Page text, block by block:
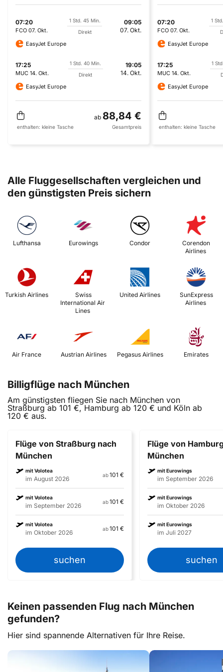
07:20
FCO 07. Okt.
1 Std. 45 Min.
Direkt
09:05
07. Okt.
EasyJet Europe
17:25
MUC 14. Okt.
1 Std. 40 Min.
Direkt
19:05
14. Okt.
EasyJet Europe
ab 88,84 €
enthalten: kleine Tasche Gesamtpreis
07:20
FCO 07. Okt.
1
EasyJet Europe
17:25
MUC 14. Okt.
1
EasyJet Europe
enthalten: kleine Tasche
Alle Fluggesellschaften vergleichen und
den günstigsten Preis sichern
Lufthansa Eurowings Condor
Corendon
Airlines
Turkish Airlines
International Air
Lines
United Airlines
Airlines
Air France Austrian Airlines Emirates
Billigflüge nach München
Am günstigsten fliegen Sie nach München von
Straßburg ab 101 €, Hamburg ab 120 € und Köln ab
120 € aus.
Flüge von Straßburg nach
München
mit Volotea
im August 2026
ab101 €
mit Volotea
im September 2026
ab101 €
mit Volotea
im Oktober 2026
ab101 €
suchen
Flüge von
München
mit Eurowings
im September 2026
mit Eurowings
im Oktober 2026
mit Eurowings
im Juli 2027
suchen
Keinen passenden Flug nach München
gefunden?
Hier sind spannende Alternativen für Ihre Reise.